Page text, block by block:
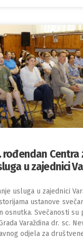
rođendan Centra
u zajednici
usluga u zajednici
ustanove
osnutka. Svečanosti su
Varaždina dr. sc.
odjela za